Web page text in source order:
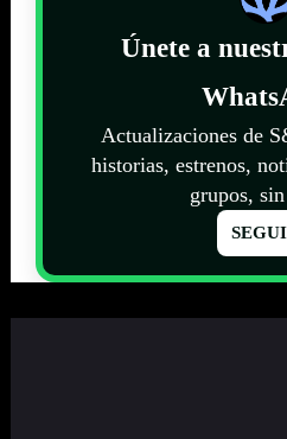
Únete a
Actualizaciones de
historias, estrenos,
grupos,